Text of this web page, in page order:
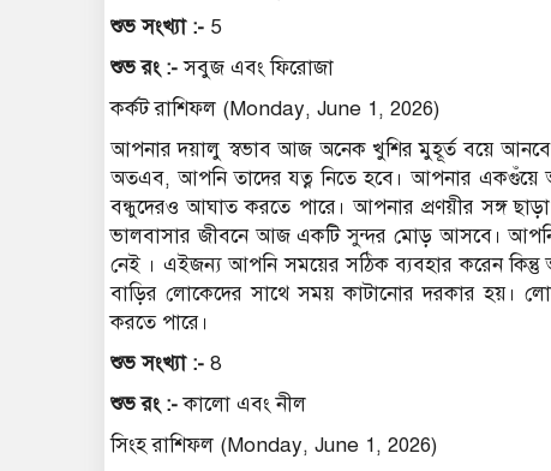
শুভ সংখ্যা :- 5
শুভ রং :-সবুজ এবং ফিরোজা
কর্কট রাশিফল (Monday, June 1, 2026)
আপনার দয়ালু স্বভাব আজ অনেক খুশির মুহূর্ত বয়ে
অতএব, আপনি তাদের যত্ন নিতে হবে। আপনার
বন্ধুদেরও আঘাত করতে পারে। আপনার প্রণয়ীর সঙ্গ
ভালবাসার জীবনে আজ একটি সুন্দর মোড় আসবে। আপনি
নেই । এইজন্য আপনি সময়ের সঠিক ব্যবহার করেন
বাড়ির লোকেদের সাথে সময় কাটানোর দরকার হয়।
করতে পারে।
শুভ সংখ্যা :- 8
শুভ রং :-কালো এবং নীল
সিংহ রাশিফল (Monday, June 1, 2026)